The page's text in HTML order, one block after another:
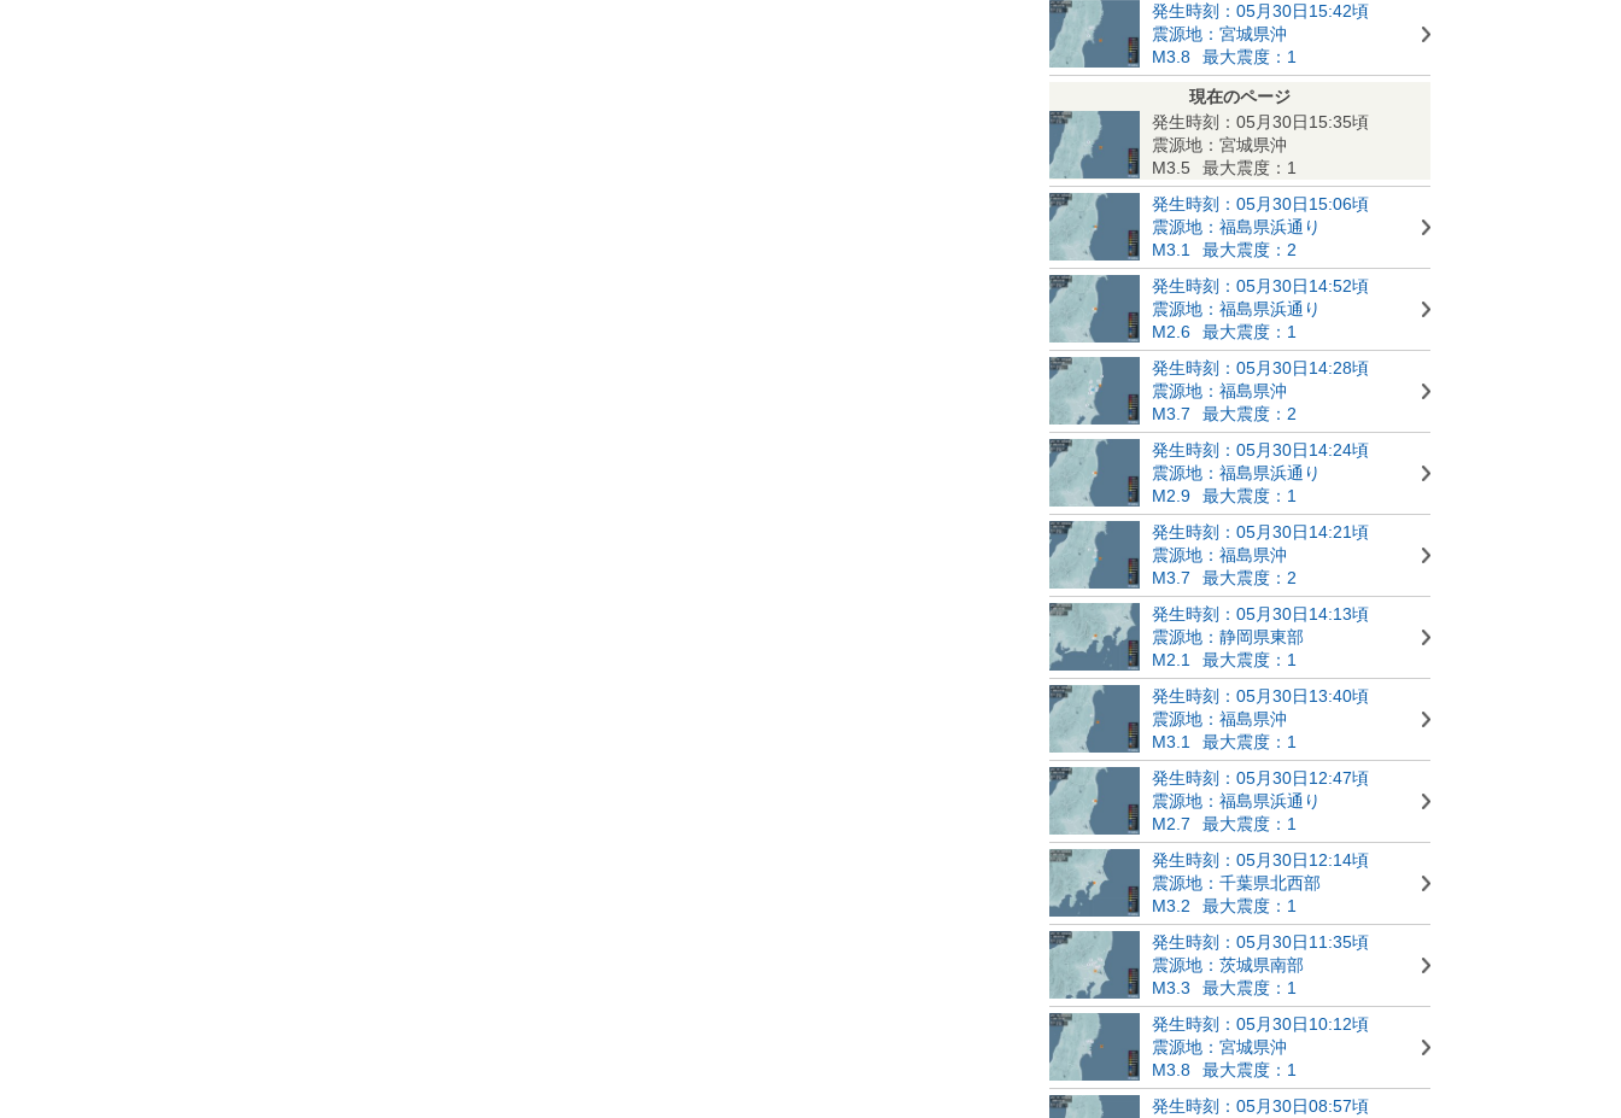
発生時刻：05月30日15:42頃
震源地：宮城県沖
M3.8
最大震度：1
現在のページ
発生時刻：05月30日15:35頃
震源地：宮城県沖
M3.5
最大震度：1
発生時刻：05月30日15:06頃
震源地：福島県浜通り
M3.1
最大震度：2
発生時刻：05月30日14:52頃
震源地：福島県浜通り
M2.6
最大震度：1
発生時刻：05月30日14:28頃
震源地：福島県沖
M3.7
最大震度：2
発生時刻：05月30日14:24頃
震源地：福島県浜通り
M2.9
最大震度：1
発生時刻：05月30日14:21頃
震源地：福島県沖
M3.7
最大震度：2
発生時刻：05月30日14:13頃
震源地：静岡県東部
M2.1
最大震度：1
発生時刻：05月30日13:40頃
震源地：福島県沖
M3.1
最大震度：1
発生時刻：05月30日12:47頃
震源地：福島県浜通り
M2.7
最大震度：1
発生時刻：05月30日12:14頃
震源地：千葉県北西部
M3.2
最大震度：1
発生時刻：05月30日11:35頃
震源地：茨城県南部
M3.3
最大震度：1
発生時刻：05月30日10:12頃
震源地：宮城県沖
M3.8
最大震度：1
発生時刻：05月30日08:57頃